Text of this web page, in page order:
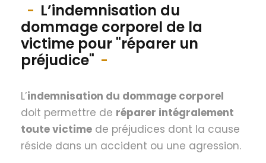
L’indemnisation du
dommage corporel de la
victime pour "réparer un
préjudice"
L’indemnisation du dommage corporel
doit permettre de réparer intégralement
toute victime de préjudices dont la cause
réside dans un accident ou une agression.